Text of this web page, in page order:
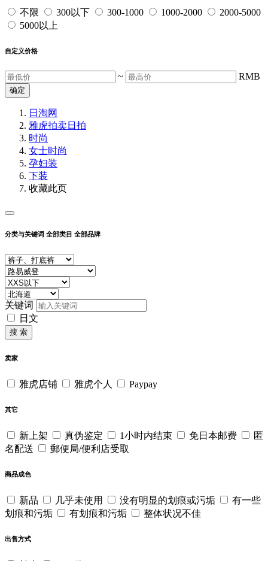
不限 300以下 300-1000 1000-2000
2000-5000
5000以上
自定义价格
~ RMB
确定
日淘网
雅虎拍卖日拍
时尚
女士时尚
孕妇装
下装
收藏此页
分类与关键词 全部类目 全部品牌
关键词
日文
搜 索
卖家
雅虎店铺 雅虎个人 Paypay
其它
新上架 真伪鉴定 1小时内结束 免日本邮费
匿
名配送
郵便局/便利店受取
商品成色
新品 几乎未使用 没有明显的划痕或污垢
有一些
划痕和污垢
有划痕和污垢 整体状况不佳
出售方式